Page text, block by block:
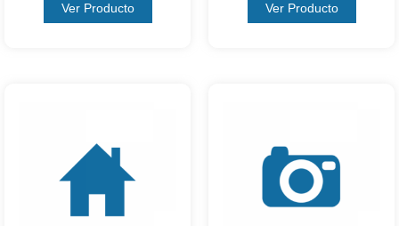
Ver Producto Ver Producto